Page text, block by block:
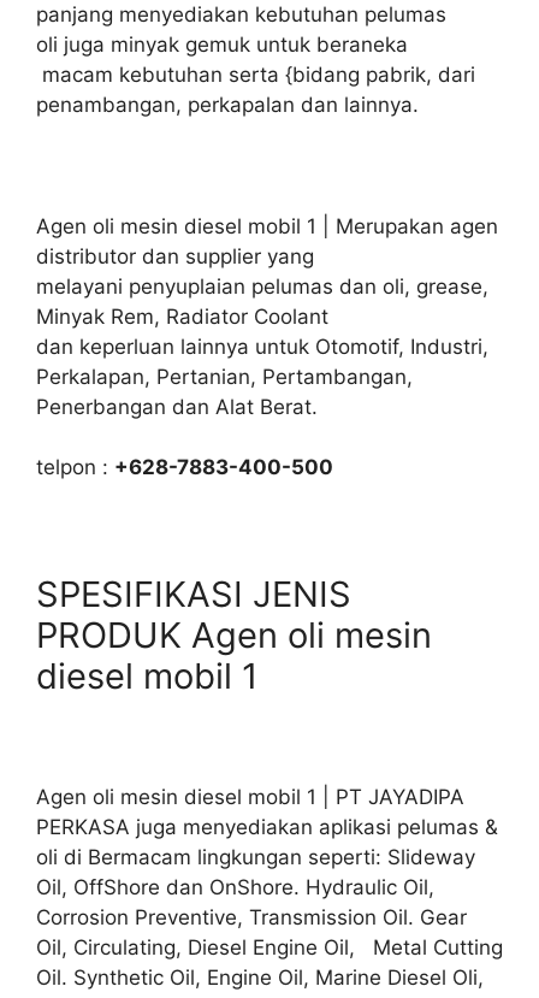
panjang menyediakan kebutuhan pelumas
oli juga minyak gemuk untuk beraneka
macam kebutuhan serta {bidang pabrik, dari
penambangan, perkapalan dan lainnya.
Agen oli mesin diesel mobil 1 | Merupakan agen
distributor dan supplier yang
melayani penyuplaian pelumas dan oli, grease,
Minyak Rem, Radiator Coolant
dan keperluan lainnya untuk Otomotif, Industri,
Perkalapan, Pertanian, Pertambangan,
Penerbangan dan Alat Berat.
telpon : +628-7883-400-500
SPESIFIKASI JENIS
PRODUK Agen oli mesin
diesel mobil 1
Agen oli mesin diesel mobil 1 | PT JAYADIPA
PERKASA juga menyediakan aplikasi pelumas &
oli di Bermacam lingkungan seperti: Slideway
Oil, OffShore dan OnShore. Hydraulic Oil,
Corrosion Preventive, Transmission Oil. Gear
Oil, Circulating, Diesel Engine Oil, Metal Cutting
Oil. Synthetic Oil, Engine Oil, Marine Diesel Oli,